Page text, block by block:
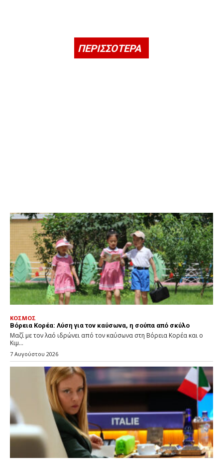
ΠΕΡΙΣΣΟΤΕΡΑ
ΚΟΣΜΟΣ
Βόρεια Κορέα: Λύση για τον καύσωνα, η σούπα από σκύλο
Μαζί με τον λαό ιδρώνει από τον καύσωνα στη Βόρεια Κορέα και ο
Κιμ...
7 Αυγούστου 2026